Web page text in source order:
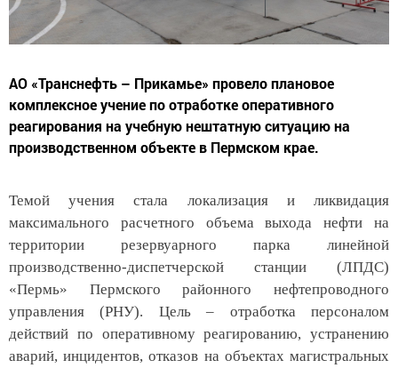
АО «Транснефть – Прикамье» провело плановое
комплексное учение по отработке оперативного
реагирования на учебную нештатную ситуацию на
производственном объекте в Пермском крае.
Темой учения стала локализация и ликвидация
максимального расчетного объема выхода нефти на
территории резервуарного парка линейной
производственно-диспетчерской станции (ЛПДС)
«Пермь» Пермского районного нефтепроводного
управления (РНУ). Цель – отработка персоналом
действий по оперативному реагированию, устранению
аварий, инцидентов, отказов на объектах магистральных